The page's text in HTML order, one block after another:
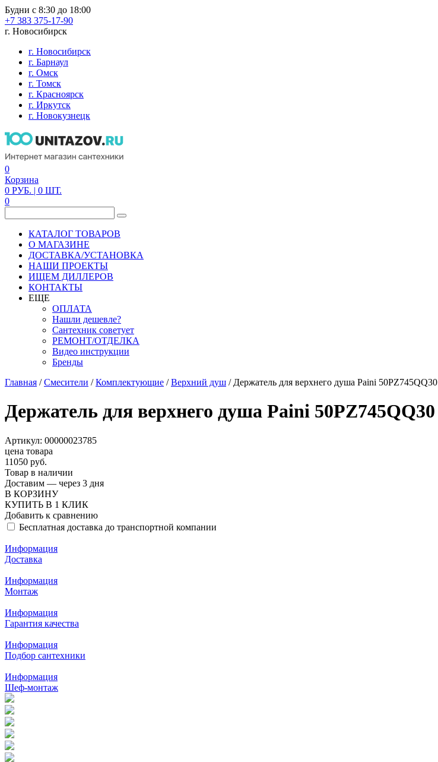
Будни с 8:30 до 18:00
+7 383 375-17-90
г. Новосибирск
г. Новосибирск
г. Барнаул
г. Омск
г. Томск
г. Красноярск
г. Иркутск
г. Новокузнецк
0
Корзина
0 РУБ. | 0 ШТ.
0
КАТАЛОГ ТОВАРОВ
О МАГАЗИНЕ
ДОСТАВКА/УСТАНОВКА
НАШИ ПРОЕКТЫ
ИЩЕМ ДИЛЛЕРОВ
КОНТАКТЫ
ЕЩЕ
ОПЛАТА
Нашли дешевле?
Сантехник советует
РЕМОНТ/ОТДЕЛКА
Видео инструкции
Бренды
Главная /Смесители /Комплектующие /Верхний душ / Держатель для верхнего душа Paini 50PZ745QQ30
Держатель для верхнего душа Paini 50PZ745QQ30
Артикул: 00000023785
цена товара
11050 руб.
Товар в наличии
Доставим — через 3 дня
В КОРЗИНУ
КУПИТЬ В 1 КЛИК
Добавить к сравнению
Бесплатная доставка до транспортной компании
Информация
Доставка
Информация
Монтаж
Информация
Гарантия качества
Информация
Подбор сантехники
Информация
Шеф-монтаж